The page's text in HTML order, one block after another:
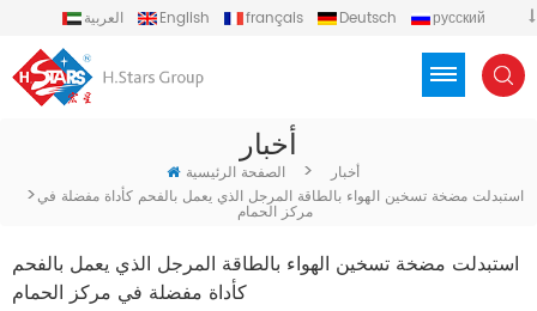
العربية English français Deutsch
русский
أخبار
الصفحة الرئيسية > أخبار
>استبدلت مضخة تسخين الهواء بالطاقة المرجل الذي يعمل بالفحم كأداة مفضلة في
مركز الحمام
استبدلت مضخة تسخين الهواء بالطاقة المرجل الذي يعمل بالفحم
كأداة مفضلة في مركز الحمام